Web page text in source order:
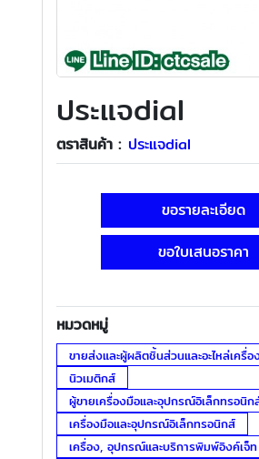
ประแจdial
ตราสินค้า : ประแจdial
ขอรายละเอียด
ขอใบเสนอราคา
หมวดหมู่
ขายส่งและผู้ผลิตชิ้นส่วนและอะไหล่เครื่
นิวเมติกส์
ผู้ขายเครื่องมือและอุปกรณ์อิเล็กทรอนิก
เครื่องมือและอุปกรณ์อิเล็กทรอนิกส์
เครื่อง, อุปกรณ์และบริการพิมพ์อิงค์เจ็ท